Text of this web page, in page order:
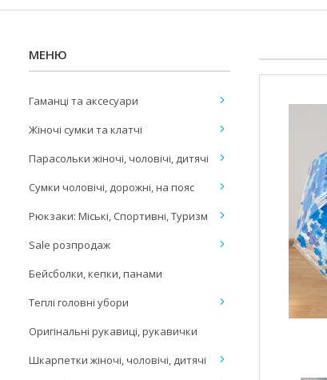
Гаманці та аксесуари
Жіночі сумки та клатчі
Парасольки жіночі, чоловічі, дитячі
Сумки чоловічі, дорожні, на пояс
Рюкзаки: Міські, Спортивні, Туризм
Sale розпродаж
Бейсболки, кепки, панами
Теплі головні убори
Оригінальні рукавиці, рукавички
Шкарпетки жіночі, чоловічі, дитячі